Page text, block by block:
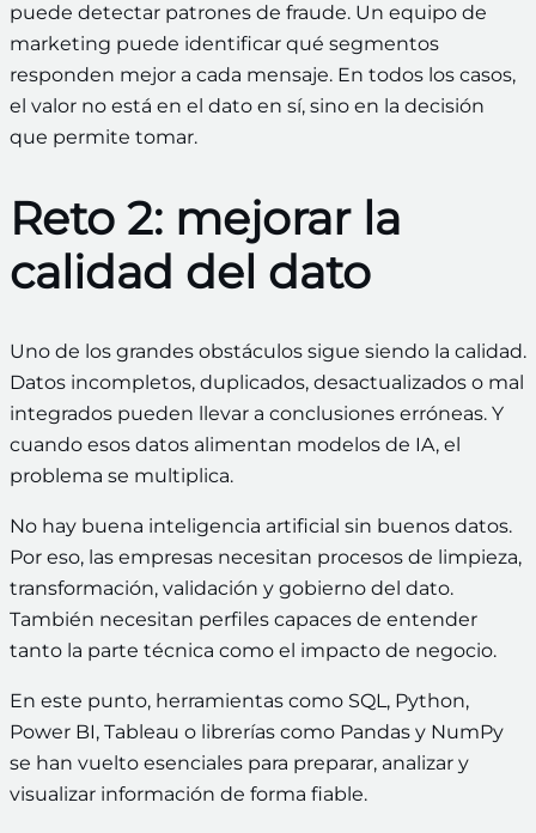
puede detectar patrones de fraude. Un equipo de
marketing puede identificar qué segmentos
responden mejor a cada mensaje. En todos los casos,
el valor no está en el dato en sí, sino en la decisión
que permite tomar.
Reto 2: mejorar la
calidad del dato
Uno de los grandes obstáculos sigue siendo la calidad.
Datos incompletos, duplicados, desactualizados o mal
integrados pueden llevar a conclusiones erróneas. Y
cuando esos datos alimentan modelos de IA, el
problema se multiplica.
No hay buena inteligencia artificial sin buenos datos.
Por eso, las empresas necesitan procesos de limpieza,
transformación, validación y gobierno del dato.
También necesitan perfiles capaces de entender
tanto la parte técnica como el impacto de negocio.
En este punto, herramientas como SQL, Python,
Power BI, Tableau o librerías como Pandas y NumPy
se han vuelto esenciales para preparar, analizar y
visualizar información de forma fiable.